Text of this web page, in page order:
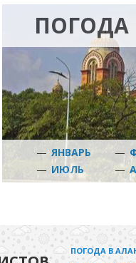
ПОГОДА
— ЯНВАРЬ —
— ИЮЛЬ —
ПОГОДА В